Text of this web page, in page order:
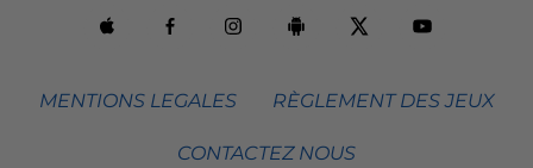
MENTIONS LEGALES RÈGLEMENT DES JEUX
CONTACTEZ NOUS